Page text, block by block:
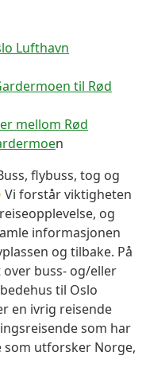
Lufthavn
til Rød
mellom Rød
n
flybuss, tog og
forstår viktigheten
og
informasjonen
og tilbake. På
buss- og/eller
til Oslo
en ivrig reisende
som har
som utforsker Norge,